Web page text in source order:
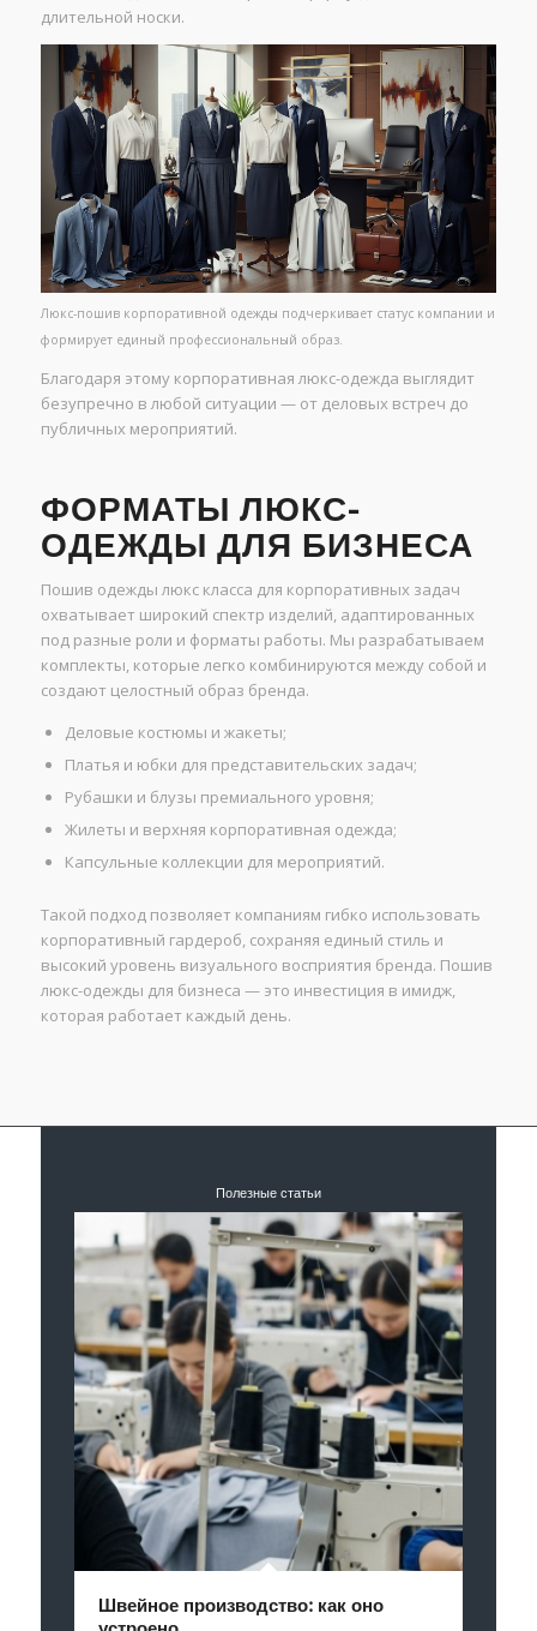
длительной носки.
Люкс-пошив корпоративной одежды подчеркивает статус компании и
формирует единый профессиональный образ.
Благодаря этому корпоративная люкс-одежда выглядит
безупречно в любой ситуации — от деловых встреч до
публичных мероприятий.
ФОРМАТЫ ЛЮКС-
ОДЕЖДЫ ДЛЯ БИЗНЕСА
Пошив одежды люкс класса для корпоративных задач
охватывает широкий спектр изделий, адаптированных
под разные роли и форматы работы. Мы разрабатываем
комплекты, которые легко комбинируются между собой и
создают целостный образ бренда.
Деловые костюмы и жакеты;
Платья и юбки для представительских задач;
Рубашки и блузы премиального уровня;
Жилеты и верхняя корпоративная одежда;
Капсульные коллекции для мероприятий.
Такой подход позволяет компаниям гибко использовать
корпоративный гардероб, сохраняя единый стиль и
высокий уровень визуального восприятия бренда. Пошив
люкс-одежды для бизнеса — это инвестиция в имидж,
которая работает каждый день.
Полезные статьи
Швейное производство: как оно